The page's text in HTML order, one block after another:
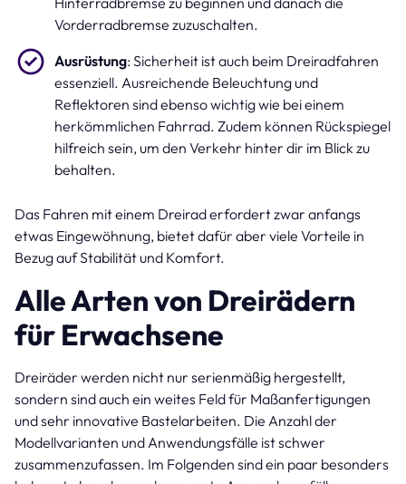
Vorderradbremse zuzuschalten.
Ausrüstung: Sicherheit ist auch beim Dreiradfahren
essenziell. Ausreichende Beleuchtung und
Reflektoren sind ebenso wichtig wie bei einem
herkömmlichen Fahrrad. Zudem können Rückspiegel
hilfreich sein, um den Verkehr hinter dir im Blick zu
behalten.
Das Fahren mit einem Dreirad erfordert zwar anfangs
etwas Eingewöhnung, bietet dafür aber viele Vorteile in
Bezug auf Stabilität und Komfort.
Alle Arten von Dreirädern
für Erwachsene
Dreiräder werden nicht nur serienmäßig hergestellt,
sondern sind auch ein weites Feld für Maßanfertigungen
und sehr innovative Bastelarbeiten. Die Anzahl der
Modellvarianten und Anwendungsfälle ist schwer
zusammenzufassen. Im Folgenden sind ein paar besonders